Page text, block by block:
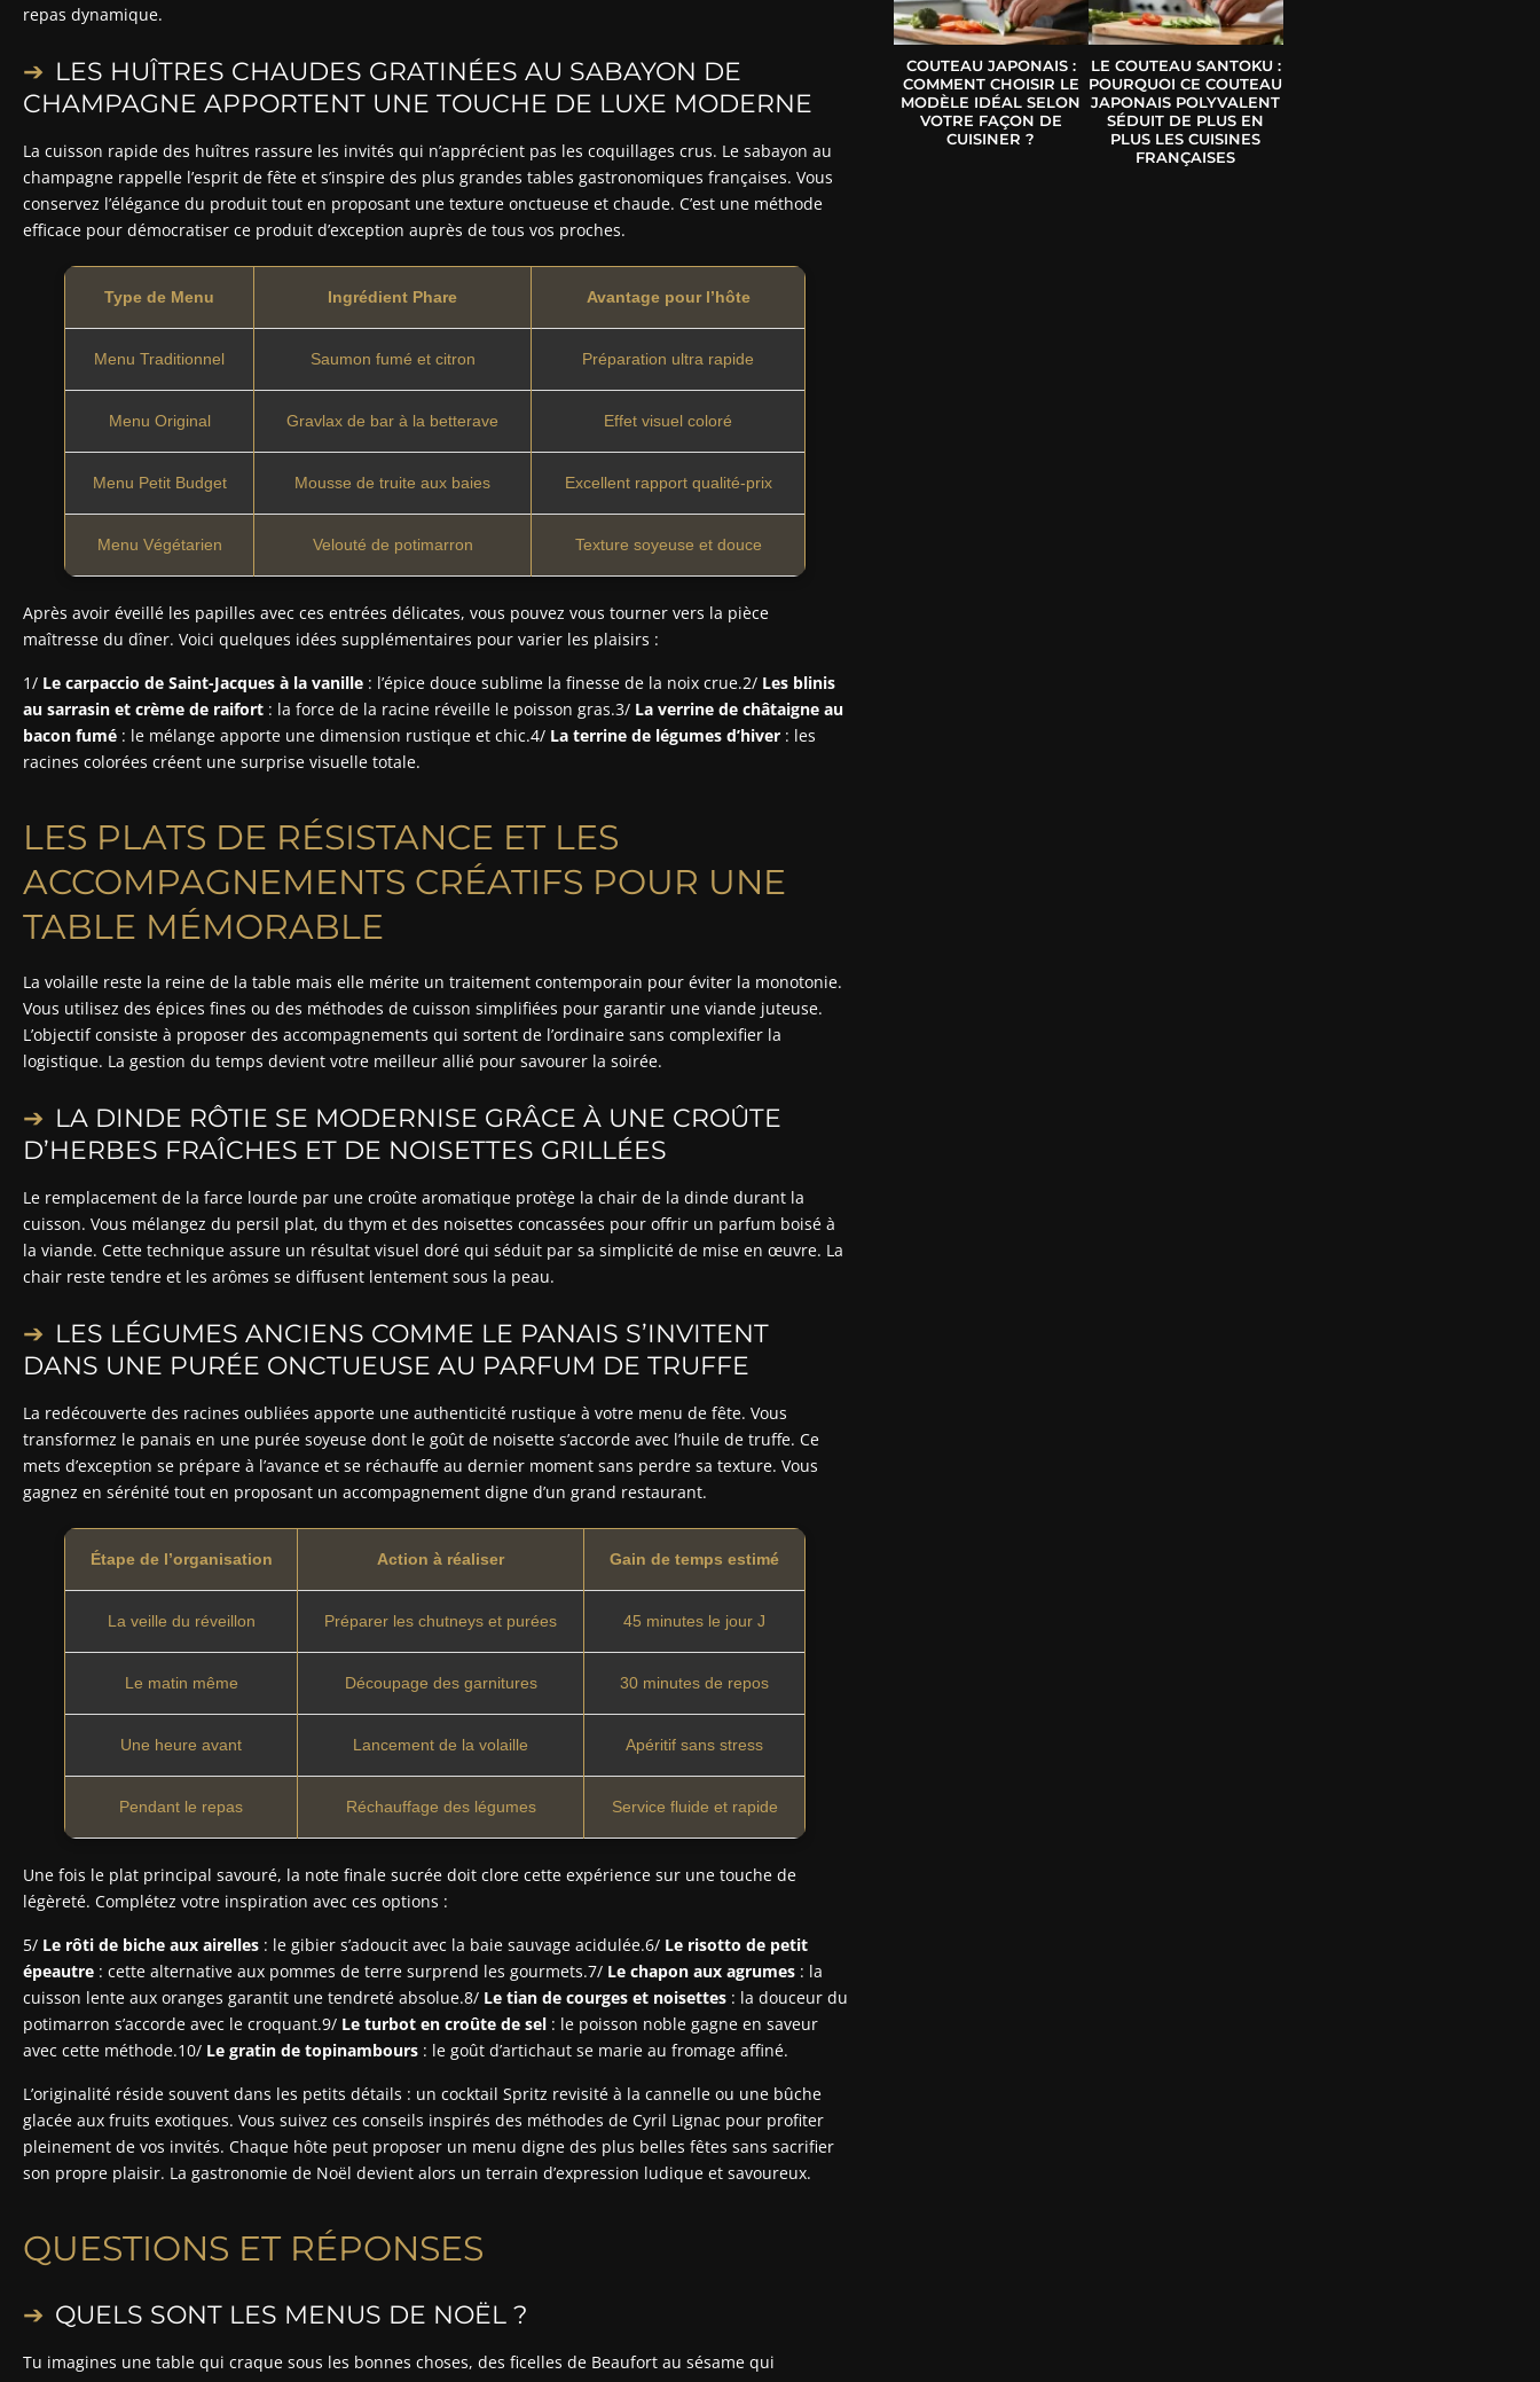
repas dynamique.
LES HUÎTRES CHAUDES GRATINÉES AU SABAYON DE
CHAMPAGNE APPORTENT UNE TOUCHE DE LUXE MODERNE
La cuisson rapide des huîtres rassure les invités qui n’apprécient pas les coquillages crus. Le sabayon au
champagne rappelle l’esprit de fête et s’inspire des plus grandes tables gastronomiques françaises. Vous
conservez l’élégance du produit tout en proposant une texture onctueuse et chaude. C’est une méthode
efficace pour démocratiser ce produit d’exception auprès de tous vos proches.
Type de Menu Ingrédient Phare Avantage pour l’hôte
Menu Traditionnel Saumon fumé et citron Préparation ultra rapide
Menu Original Gravlax de bar à la betterave Effet visuel coloré
Menu Petit Budget Mousse de truite aux baies Excellent rapport qualité-prix
Menu Végétarien Velouté de potimarron Texture soyeuse et douce
Après avoir éveillé les papilles avec ces entrées délicates, vous pouvez vous tourner vers la pièce
maîtresse du dîner. Voici quelques idées supplémentaires pour varier les plaisirs :
1/ Le carpaccio de Saint-Jacques à la vanille : l’épice douce sublime la finesse de la noix crue.2/ Les blinis
au sarrasin et crème de raifort : la force de la racine réveille le poisson gras.3/ La verrine de châtaigne au
bacon fumé : le mélange apporte une dimension rustique et chic.4/ La terrine de légumes d’hiver : les
racines colorées créent une surprise visuelle totale.
LES PLATS DE RÉSISTANCE ET LES
ACCOMPAGNEMENTS CRÉATIFS POUR UNE
TABLE MÉMORABLE
La volaille reste la reine de la table mais elle mérite un traitement contemporain pour éviter la monotonie.
Vous utilisez des épices fines ou des méthodes de cuisson simplifiées pour garantir une viande juteuse.
L’objectif consiste à proposer des accompagnements qui sortent de l’ordinaire sans complexifier la
logistique. La gestion du temps devient votre meilleur allié pour savourer la soirée.
LA DINDE RÔTIE SE MODERNISE GRÂCE À UNE CROÛTE
D’HERBES FRAÎCHES ET DE NOISETTES GRILLÉES
Le remplacement de la farce lourde par une croûte aromatique protège la chair de la dinde durant la
cuisson. Vous mélangez du persil plat, du thym et des noisettes concassées pour offrir un parfum boisé à
la viande. Cette technique assure un résultat visuel doré qui séduit par sa simplicité de mise en œuvre. La
chair reste tendre et les arômes se diffusent lentement sous la peau.
LES LÉGUMES ANCIENS COMME LE PANAIS S’INVITENT
DANS UNE PURÉE ONCTUEUSE AU PARFUM DE TRUFFE
La redécouverte des racines oubliées apporte une authenticité rustique à votre menu de fête. Vous
transformez le panais en une purée soyeuse dont le goût de noisette s’accorde avec l’huile de truffe. Ce
mets d’exception se prépare à l’avance et se réchauffe au dernier moment sans perdre sa texture. Vous
gagnez en sérénité tout en proposant un accompagnement digne d’un grand restaurant.
Étape de l’organisation Action à réaliser Gain de temps estimé
La veille du réveillon Préparer les chutneys et purées 45 minutes le jour J
Le matin même Découpage des garnitures 30 minutes de repos
Une heure avant Lancement de la volaille Apéritif sans stress
Pendant le repas Réchauffage des légumes Service fluide et rapide
Une fois le plat principal savouré, la note finale sucrée doit clore cette expérience sur une touche de
légèreté. Complétez votre inspiration avec ces options :
5/ Le rôti de biche aux airelles : le gibier s’adoucit avec la baie sauvage acidulée.6/ Le risotto de petit
épeautre : cette alternative aux pommes de terre surprend les gourmets.7/ Le chapon aux agrumes : la
cuisson lente aux oranges garantit une tendreté absolue.8/ Le tian de courges et noisettes : la douceur du
potimarron s’accorde avec le croquant.9/ Le turbot en croûte de sel : le poisson noble gagne en saveur
avec cette méthode.10/ Le gratin de topinambours : le goût d’artichaut se marie au fromage affiné.
L’originalité réside souvent dans les petits détails : un cocktail Spritz revisité à la cannelle ou une bûche
glacée aux fruits exotiques. Vous suivez ces conseils inspirés des méthodes de Cyril Lignac pour profiter
pleinement de vos invités. Chaque hôte peut proposer un menu digne des plus belles fêtes sans sacrifier
son propre plaisir. La gastronomie de Noël devient alors un terrain d’expression ludique et savoureux.
QUESTIONS ET RÉPONSES
QUELS SONT LES MENUS DE NOËL ?
Tu imagines une table qui craque sous les bonnes choses, des ficelles de Beaufort au sésame qui
COUTEAU JAPONAIS :
COMMENT CHOISIR LE
MODÈLE IDÉAL SELON
VOTRE FAÇON DE
CUISINER ?
LE COUTEAU SANTOKU :
POURQUOI CE COUTEAU
JAPONAIS POLYVALENT
SÉDUIT DE PLUS EN
PLUS LES CUISINES
FRANÇAISES